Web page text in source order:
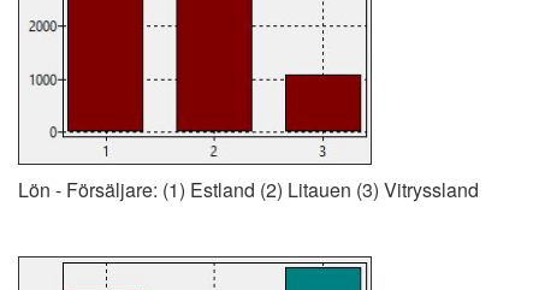
Lön - Försäljare: (1) Estland (2) Litauen (3) Vitryssland